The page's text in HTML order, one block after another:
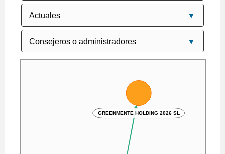
GREENMENTE HOLDING 2026 SL